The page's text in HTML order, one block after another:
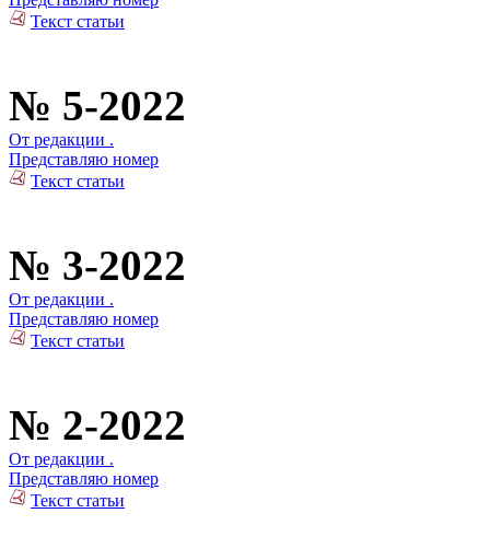
Текст статьи
№ 5-2022
От редакции .
Представляю номер
Текст статьи
№ 3-2022
От редакции .
Представляю номер
Текст статьи
№ 2-2022
От редакции .
Представляю номер
Текст статьи